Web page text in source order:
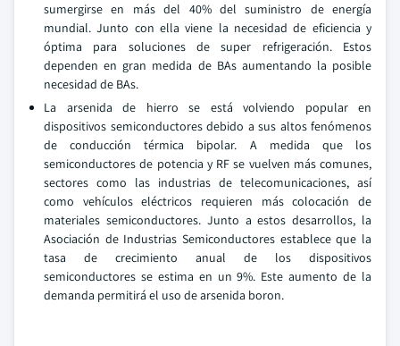
sumergirse en más del 40% del suministro de energía
mundial. Junto con ella viene la necesidad de eficiencia y
óptima para soluciones de super refrigeración. Estos
dependen en gran medida de BAs aumentando la posible
necesidad de BAs.
La arsenida de hierro se está volviendo popular en
dispositivos semiconductores debido a sus altos fenómenos
de conducción térmica bipolar. A medida que los
semiconductores de potencia y RF se vuelven más comunes,
sectores como las industrias de telecomunicaciones, así
como vehículos eléctricos requieren más colocación de
materiales semiconductores. Junto a estos desarrollos, la
Asociación de Industrias Semiconductores establece que la
tasa de crecimiento anual de los dispositivos
semiconductores se estima en un 9%. Este aumento de la
demanda permitirá el uso de arsenida boron.